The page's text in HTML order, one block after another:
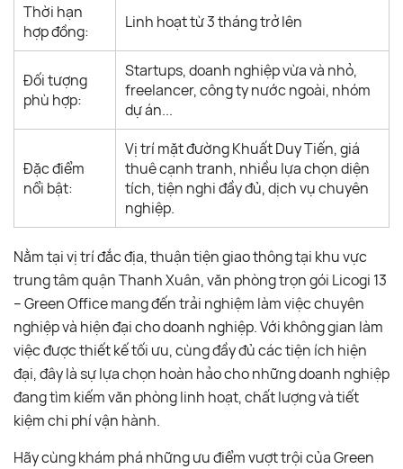
Thời hạn
hợp đồng:
Linh hoạt từ 3 tháng trở lên
Đối tượng
phù hợp:
Startups, doanh nghiệp vừa và nhỏ,
freelancer, công ty nước ngoài, nhóm
dự án...
Đặc điểm
nổi bật:
Vị trí mặt đường Khuất Duy Tiến, giá
thuê cạnh tranh, nhiều lựa chọn diện
tích, tiện nghi đầy đủ, dịch vụ chuyên
nghiệp.
Nằm tại vị trí đắc địa, thuận tiện giao thông tại khu vực
trung tâm quận Thanh Xuân, văn phòng trọn gói Licogi 13
– Green Office mang đến trải nghiệm làm việc chuyên
nghiệp và hiện đại cho doanh nghiệp. Với không gian làm
việc được thiết kế tối ưu, cùng đầy đủ các tiện ích hiện
đại, đây là sự lựa chọn hoàn hảo cho những doanh nghiệp
đang tìm kiếm văn phòng linh hoạt, chất lượng và tiết
kiệm chi phí vận hành.
Hãy cùng khám phá những ưu điểm vượt trội của Green